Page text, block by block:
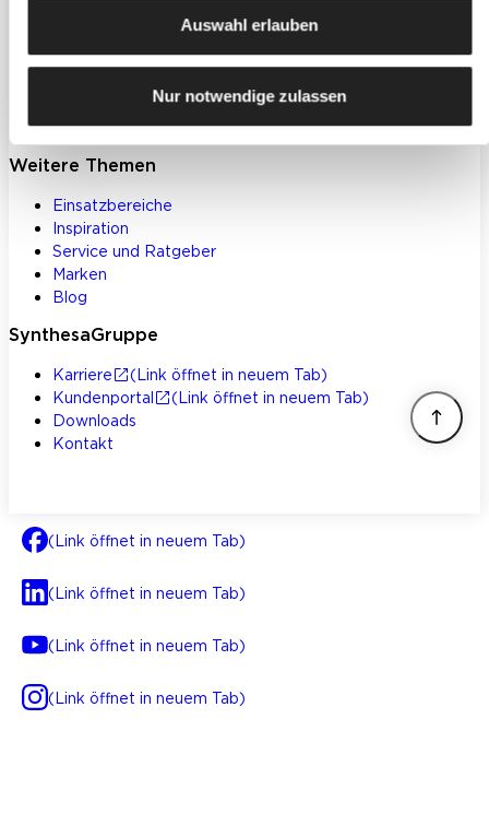
Auswahl erlauben
Nur notwendige zulassen
Akustik- & Innendämmung
Bodenbeschichtungen
Werkzeuge und Zubehör
Klebstoffe und Bauchemie
Weitere Themen
Einsatzbereiche
Inspiration
Service und Ratgeber
Marken
Blog
SynthesaGruppe
Karriere
(Link öffnet in neuem Tab)
Kundenportal
(Link öffnet in neuem Tab)
Downloads
Kontakt
(Link öffnet in neuem Tab)
(Link öffnet in neuem Tab)
(Link öffnet in neuem Tab)
(Link öffnet in neuem Tab)